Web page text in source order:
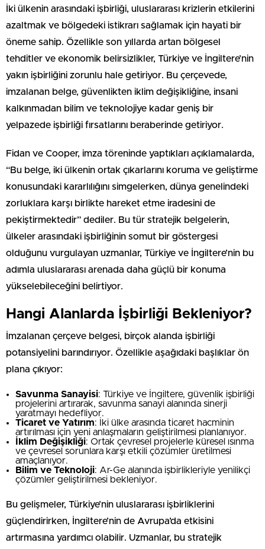
İki ülkenin arasındaki işbirliği, uluslararası krizlerin etkilerini
azaltmak ve bölgedeki istikrarı sağlamak için hayati bir
öneme sahip. Özellikle son yıllarda artan bölgesel
tehditler ve ekonomik belirsizlikler, Türkiye ve İngiltere’nin
yakın işbirliğini zorunlu hale getiriyor. Bu çerçevede,
imzalanan belge, güvenlikten iklim değişikliğine, insani
kalkınmadan bilim ve teknolojiye kadar geniş bir
yelpazede işbirliği fırsatlarını beraberinde getiriyor.
Fidan ve Cooper, imza töreninde yaptıkları açıklamalarda,
“Bu belge, iki ülkenin ortak çıkarlarını koruma ve geliştirme
konusundaki kararlılığını simgelerken, dünya genelindeki
zorluklara karşı birlikte hareket etme iradesini de
pekiştirmektedir” dediler. Bu tür stratejik belgelerin,
ülkeler arasındaki işbirliğinin somut bir göstergesi
olduğunu vurgulayan uzmanlar, Türkiye ve İngiltere’nin bu
adımla uluslararası arenada daha güçlü bir konuma
yükselebileceğini belirtiyor.
Hangi Alanlarda İşbirliği Bekleniyor?
İmzalanan çerçeve belgesi, birçok alanda işbirliği
potansiyelini barındırıyor. Özellikle aşağıdaki başlıklar ön
plana çıkıyor:
Savunma Sanayisi: Türkiye ve İngiltere, güvenlik işbirliği
projelerini artırarak, savunma sanayi alanında sinerji
yaratmayı hedefliyor.
Ticaret ve Yatırım: İki ülke arasında ticaret hacminin
artırılması için yeni anlaşmaların geliştirilmesi planlanıyor.
İklim Değişikliği: Ortak çevresel projelerle küresel ısınma
ve çevresel sorunlara karşı etkili çözümler üretilmesi
amaçlanıyor.
Bilim ve Teknoloji: Ar-Ge alanında işbirlikleriyle yenilikçi
çözümler geliştirilmesi bekleniyor.
Bu gelişmeler, Türkiye’nin uluslararası işbirliklerini
güçlendirirken, İngiltere’nin de Avrupa’da etkisini
artırmasına yardımcı olabilir. Uzmanlar, bu stratejik